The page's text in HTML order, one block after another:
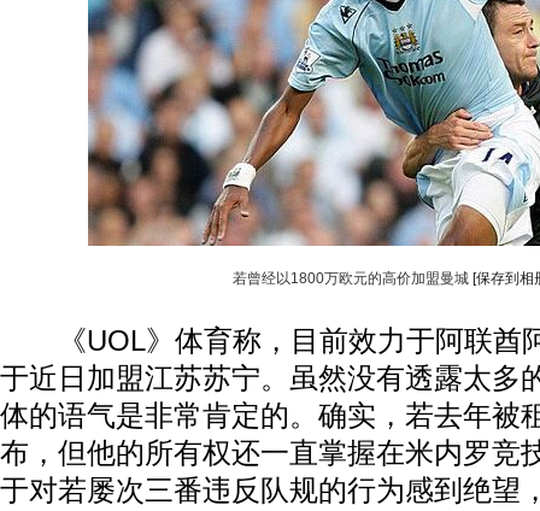
若曾经以1800万欧元的高价加盟曼城 [保存到相
《UOL》体育称，目前效力于阿联酋
于近日加盟江苏苏宁。虽然没有透露太多
体的语气是非常肯定的。确实，若去年被
布，但他的所有权还一直掌握在米内罗竞
于对若屡次三番违反队规的行为感到绝望